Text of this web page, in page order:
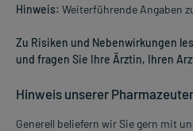
Hinweis: Weiterführende Angaben
Zu Risiken und Nebenwirkungen
und fragen Sie Ihre Ärztin, Ihren
Hinweis unserer
Generell beliefern wir Sie gern mit